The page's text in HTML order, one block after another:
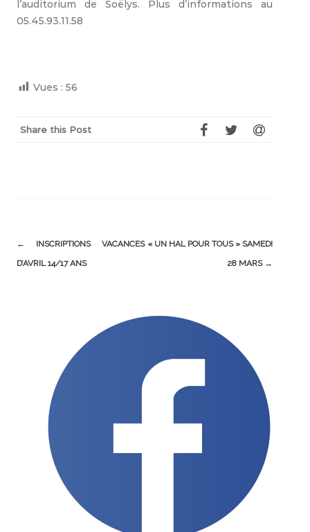
l’auditorium de Soëlys. Plus d’informations au
05.45.93.11.58
Vues : 56
Share this Post
Post
navigation
←
INSCRIPTIONS VACANCES
D’AVRIL 14/17 ANS
« UN HAL POUR TOUS » SAMEDI
28 MARS →